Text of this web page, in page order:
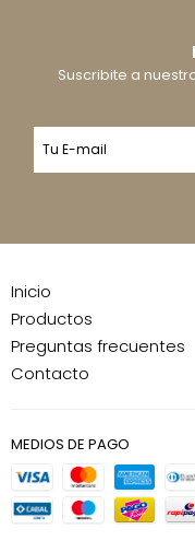
Suscribite a
Inicio
Productos
Preguntas frecuentes
Contacto
MEDIOS DE PAGO